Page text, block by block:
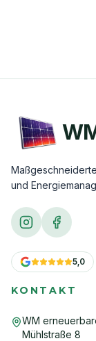
und
5,0
KONTAKT
WM
Mühlstraße 8